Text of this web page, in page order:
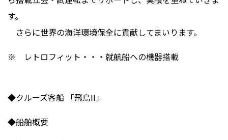
す。
さらに世界の海洋環境保全に貢献してまいります。
※ レトロフィット・・・就航船への機器搭載
◆クルーズ客船 「飛鳥II」
◆船舶概要